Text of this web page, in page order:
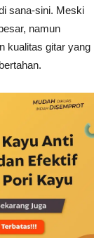
sana-sini. Meski
namun
kualitas gitar yang